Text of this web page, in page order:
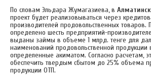
По словам Эльдара Жумагазиева, в
проект будет реализовываться через
производителей продовольственных товаров.
определено шесть предприятий-
выданы займы в объеме 1 млрд. тенге для
наименований продовольственной продукции
определенные акиматом. Согласно расчетам,
обеспечить твердым сбытом до 25% объема
продукции ОТП.